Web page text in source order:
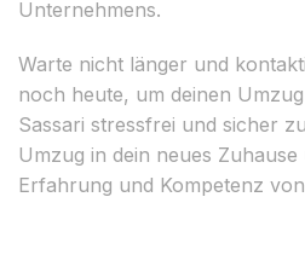
Unternehmens.
Warte nicht länger und
noch heute, um deinen
Sassari stressfrei und sicher
Umzug in dein neues
Erfahrung und Kompetenz